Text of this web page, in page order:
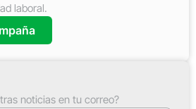
laboral.
noticias en tu correo?